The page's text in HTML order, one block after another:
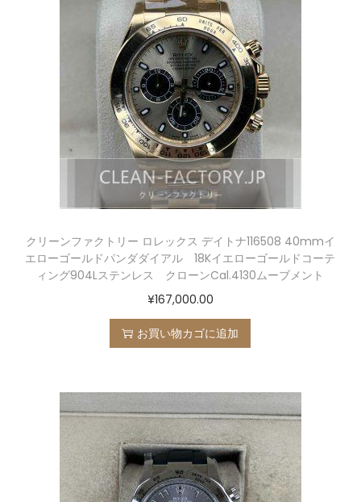
クリーンファクトリー ロレックス デイトナ116508 40mmイ
エローゴールドパンダダイアル 18Kイエローゴールドコーテ
ィング904Lステンレス クローンCal.4130ムーブメント
¥167,000.00
お買い物カゴに追加